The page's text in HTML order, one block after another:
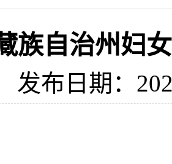
族自治州妇
发布日期：